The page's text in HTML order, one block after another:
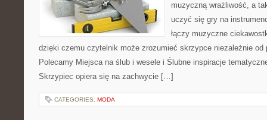
muzyczną wrażliwość, a
uczyć się gry na
łączy muzyczne
dzięki czemu czytelnik może zrozumieć skrzypce niezależnie od
Polecamy Miejsca na ślub i wesele i Ślubne inspiracje
Skrzypiec opiera się na zachwycie […]
CATEGORIES: MODA